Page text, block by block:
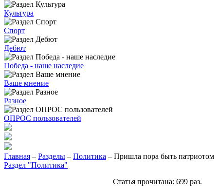
Культура
Спорт
Дебют
Победа - наше наследие
Ваше мнение
Разное
ОПРОС пользователей
Главная – Разделы – Политика – Пришла пора быть патриотом
Раздел "Политика"
Статья прочитана: 699 раз.